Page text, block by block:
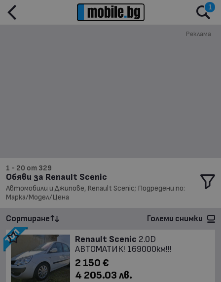
Реклама
1
1 - 20 от 329
Обяви за Renault Scenic
Автомобили и Джипове, Renault Scenic; Подредени по:
Марка/Модел/Цена
Сортиране Големи снимки
Renault Scenic 2.0D
АВТОМАТИК! 169000км!!!
2 150 €
4 205.03 лв.